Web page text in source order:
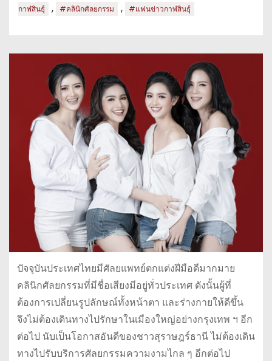
กาฬสินธุ์
, #คลินิกศัลยกรรม , #แฟนข่าวกาฬสินธุ์
ปัจจุบันประเทศไทยมีศัลยแพทย์ตกแต่งฝีมือดีมากมาย
คลินิกศัลยกรรมที่มีชื่อเสียงมีอยู่ทั่วประเทศ ดังนั้นผู้ที่
ต้องการเปลี่ยนรูปลักษณ์ทั้งหน้าตา และร่างกายให้ดีขึ้น
จึงไม่ต้องเดินทางไปรักษาในเมืองใหญ่อย่างกรุงเทพ ฯ อีก
ต่อไป นับเป็นโอกาสอันดีของชาวสุราษฎร์ธานี ไม่ต้องเดิน
ทางไปรับบริการศัลยกรรมความงามไกล ๆ อีกต่อไป